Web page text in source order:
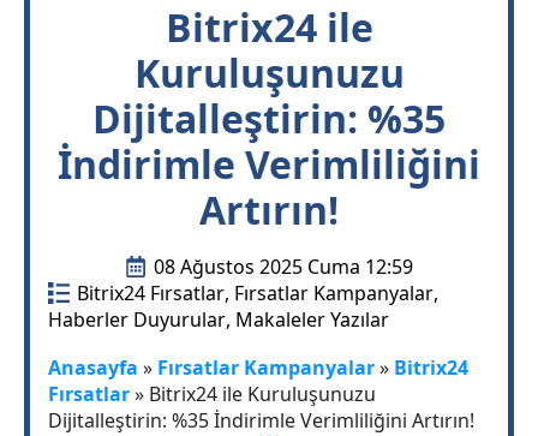
Bitrix24 ile
Kuruluşunuzu
Dijitalleştirin: %35
İndirimle Verimliliğini
Artırın!
08 Ağustos 2025 Cuma 12:59
Bitrix24 Fırsatlar Fırsatlar Kampanyalar
Haberler Duyurular Makaleler Yazılar
Anasayfa » Fırsatlar Kampanyalar» Bitrix24
Fırsatlar» Bitrix24 ile Kuruluşunuzu
Dijitalleştirin: %35 İndirimle Verimliliğini Artırın!